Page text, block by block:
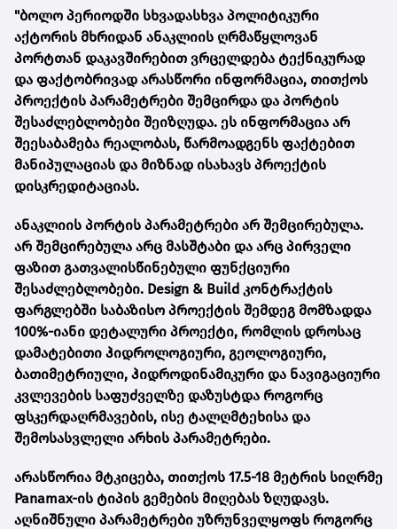
"ბოლო პერიოდში სხვადასხვა პოლიტიკური
აქტორის მხრიდან ანაკლიის ღრმაწყლოვან
პორტთან დაკავშირებით ვრცელდება ტექნიკურად
და ფაქტობრივად არასწორი ინფორმაცია, თითქოს
პროექტის პარამეტრები შემცირდა და პორტის
შესაძლებლობები შეიზღუდა. ეს ინფორმაცია არ
შეესაბამება რეალობას, წარმოადგენს ფაქტებით
მანიპულაციას და მიზნად ისახავს პროექტის
დისკრედიტაციას.
ანაკლიის პორტის პარამეტრები არ შემცირებულა.
არ შემცირებულა არც მასშტაბი და არც პირველი
ფაზით გათვალისწინებული ფუნქციური
შესაძლებლობები. Design & Build კონტრაქტის
ფარგლებში საბაზისო პროექტის შემდეგ მომზადდა
100%-იანი დეტალური პროექტი, რომლის დროსაც
დამატებითი ჰიდროლოგიური, გეოლოგიური,
ბათიმეტრიული, ჰიდროდინამიკური და ნავიგაციური
კვლევების საფუძველზე დაზუსტდა როგორც
ფსკერდაღრმავების, ისე ტალღმტეხისა და
შემოსასვლელი არხის პარამეტრები.
არასწორია მტკიცება, თითქოს 17.5-18 მეტრის სიღრმე
Panamax-ის ტიპის გემების მიღებას ზღუდავს.
აღნიშნული პარამეტრები უზრუნველყოფს როგორც